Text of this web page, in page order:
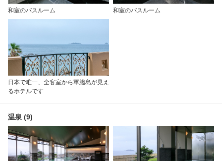
和室のバスルーム 和室のバスルーム
日本で唯一、全客室から軍艦島が見え
るホテルです
温泉 (9)